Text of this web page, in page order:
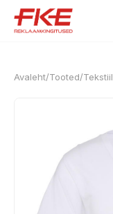
Avaleht/Tooted/Tekstiil